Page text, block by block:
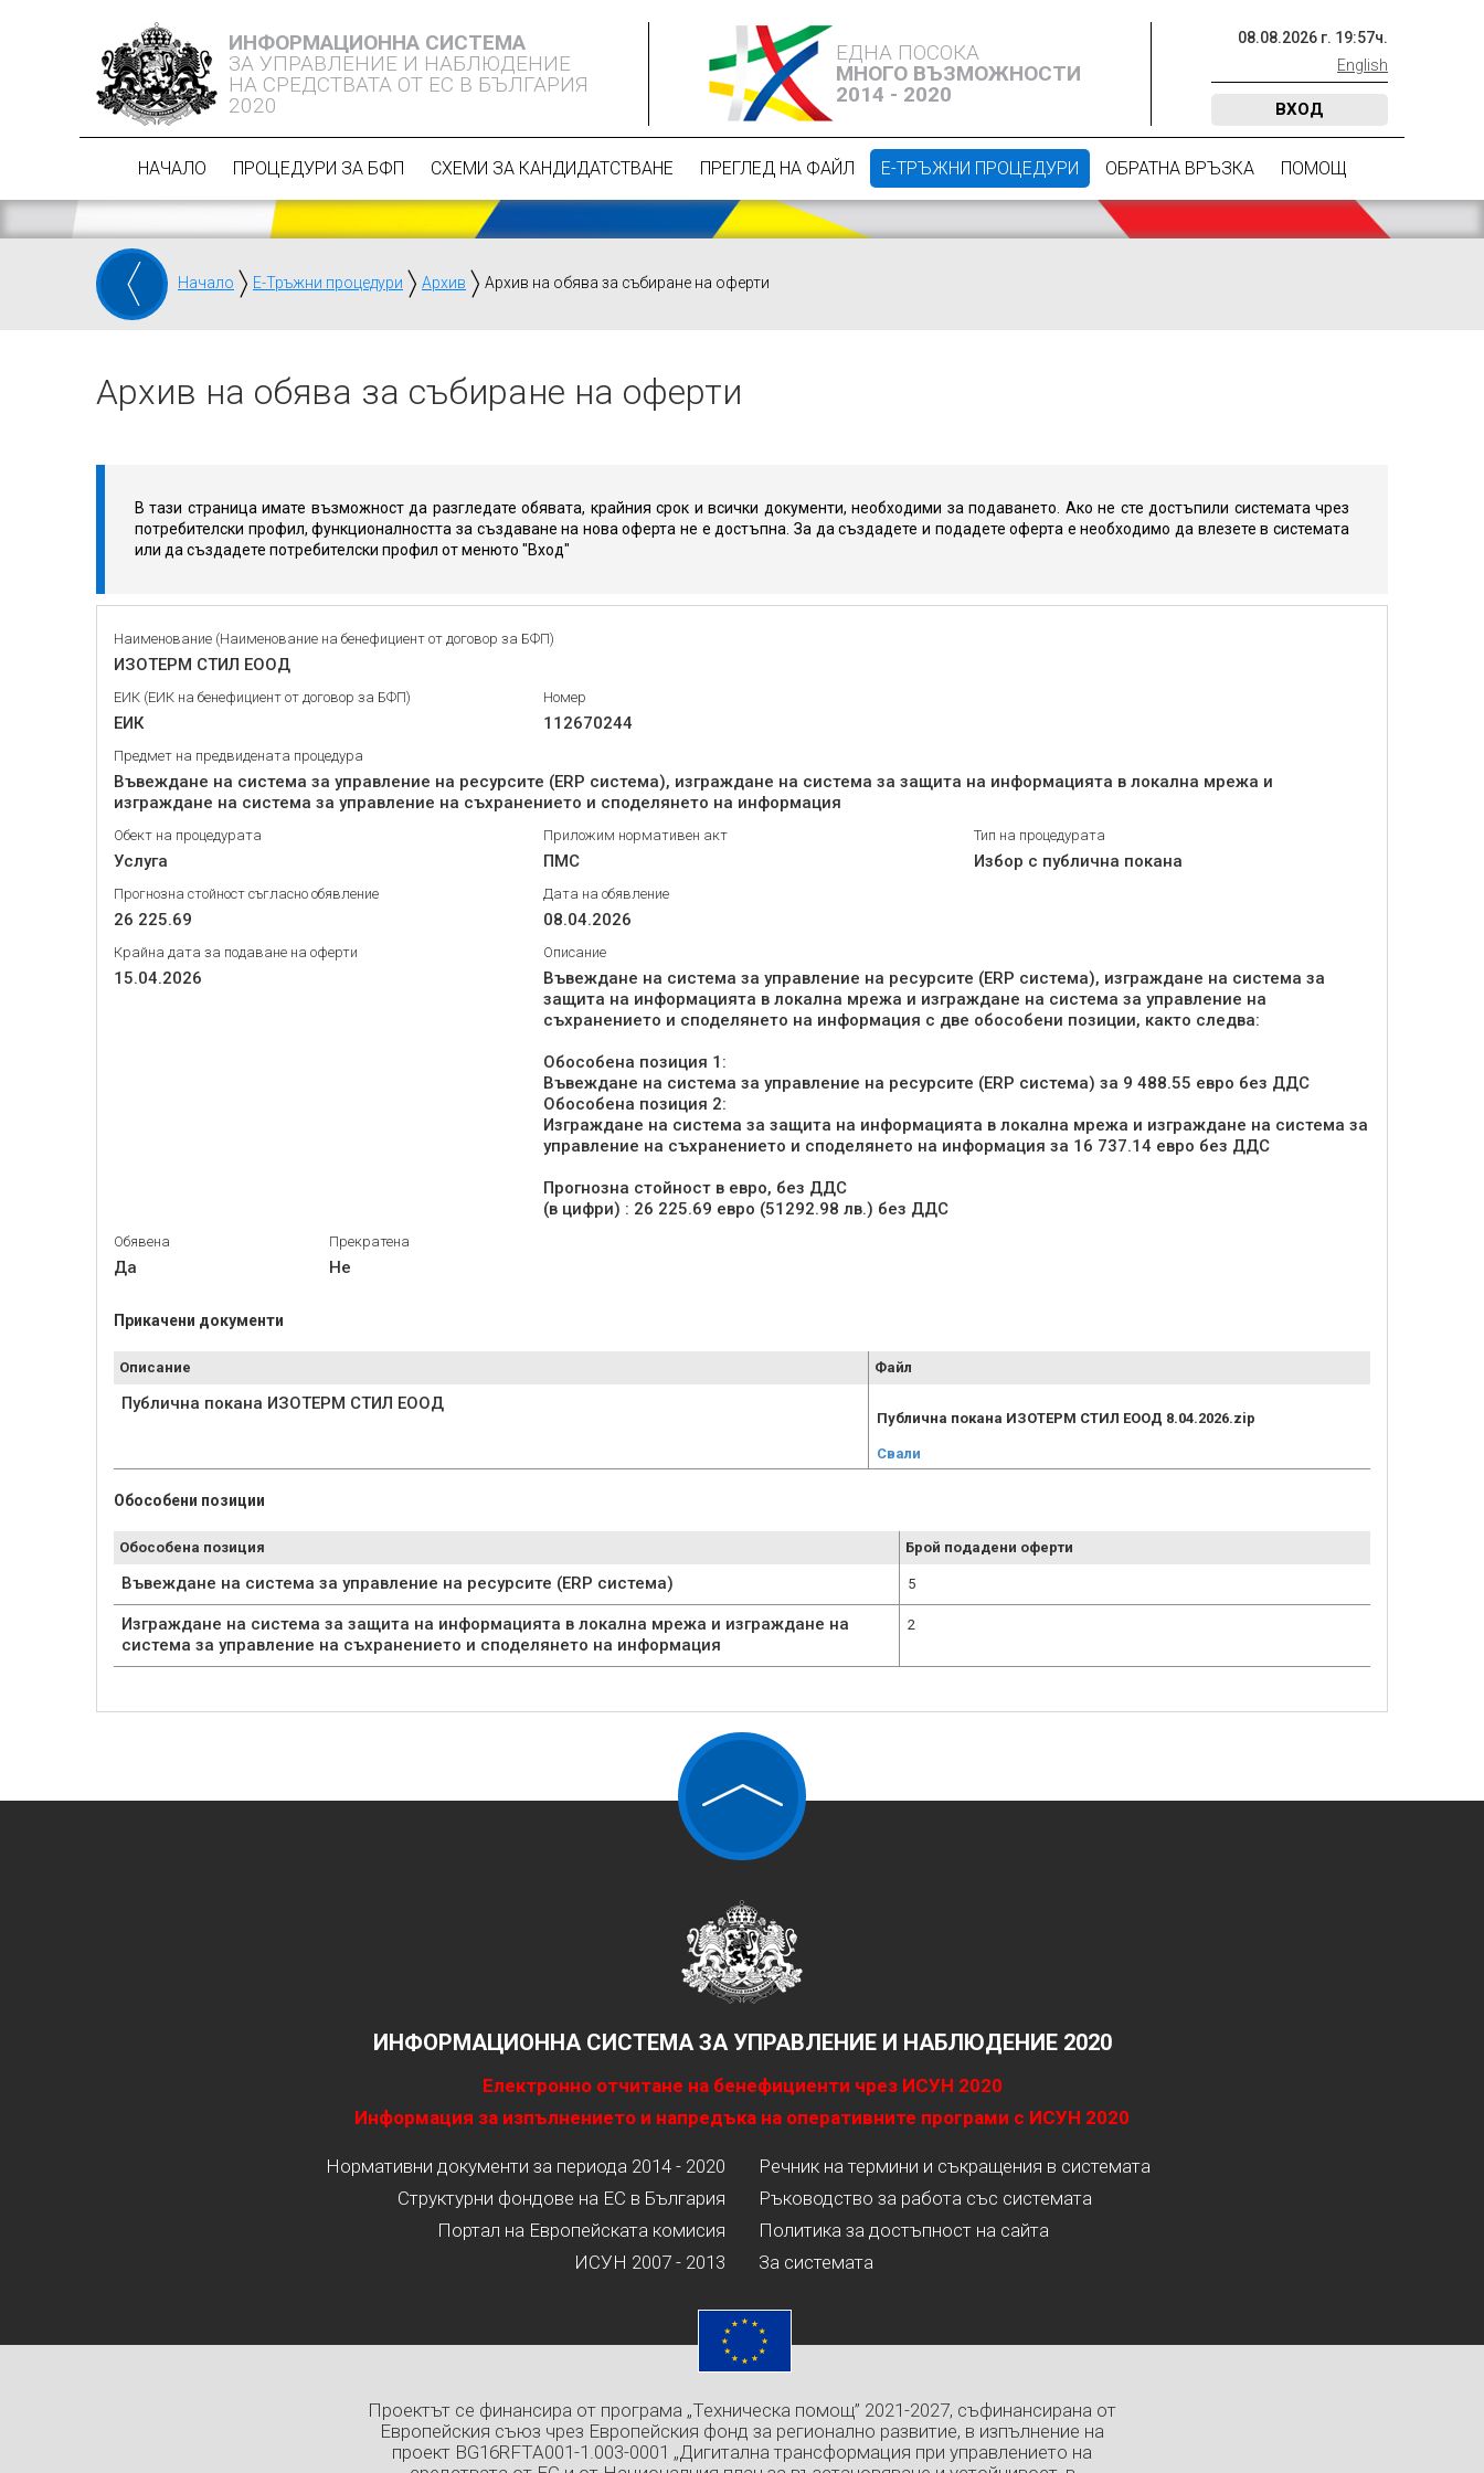
ИНФОРМАЦИОННА СИСТЕМА
ЗА УПРАВЛЕНИЕ И НАБЛЮДЕНИЕ
НА СРЕДСТВАТА ОТ ЕС В БЪЛГАРИЯ
2020
ЕДНА ПОСОКА
МНОГО ВЪЗМОЖНОСТИ
2014 - 2020
08.08.2026 г. 19:57ч.
English
ВХОД
НАЧАЛО ПРОЦЕДУРИ ЗА БФП СХЕМИ ЗА КАНДИДАТСТВАНЕ ПРЕГЛЕД НА ФАЙЛ Е-ТРЪЖНИ ПРОЦЕДУРИ ОБРАТНА ВРЪЗКА ПОМОЩ
Начало Е-Тръжни процедури Архив Архив на обява за събиране на оферти
Архив на обява за събиране на оферти
В тази страница имате възможност да разгледате обявата, крайния срок и всички документи, необходими за подаването. Ако не сте достъпили системата чрез
потребителски профил, функционалността за създаване на нова оферта не е достъпна. За да създадете и подадете оферта е необходимо да влезете в системата
или да създадете потребителски профил от менюто "Вход"
Наименование (Наименование на бенефициент от договор за БФП)
ИЗОТЕРМ СТИЛ ЕООД
ЕИК (ЕИК на бенефициент от договор за БФП)
ЕИК
Номер
112670244
Предмет на предвидената процедура
Въвеждане на система за управление на ресурсите (ERP система), изграждане на система за защита на информацията в локална мрежа и
изграждане на система за управление на съхранението и споделянето на информация
Обект на процедурата
Услуга
Приложим нормативен акт
ПМС
Тип на процедурата
Избор с публична покана
Прогнозна стойност съгласно обявление
26 225.69
Дата на обявление
08.04.2026
Крайна дата за подаване на оферти
15.04.2026
Описание
Въвеждане на система за управление на ресурсите (ERP система), изграждане на система за
защита на информацията в локална мрежа и изграждане на система за управление на
съхранението и споделянето на информация с две обособени позиции, както следва:
Обособена позиция 1:
Въвеждане на система за управление на ресурсите (ERP система) за 9 488.55 евро без ДДС
Обособена позиция 2:
Изграждане на система за защита на информацията в локална мрежа и изграждане на система за
управление на съхранението и споделянето на информация за 16 737.14 евро без ДДС
Прогнозна стойност в евро, без ДДС
Обявена
Да
Прекратена
Не
Прикачени документи
Описание Файл
Публична покана ИЗОТЕРМ СТИЛ ЕООД
Публична покана ИЗОТЕРМ СТИЛ ЕООД 8.04.2026.zip
Свали
Обособени позиции
Обособена позиция Брой подадени оферти
Въвеждане на система за управление на ресурсите (ERP система) 5
Изграждане на система за защита на информацията в локална мрежа и изграждане на
система за управление на съхранението и споделянето на информация
2
ИНФОРМАЦИОННА СИСТЕМА ЗА УПРАВЛЕНИЕ И НАБЛЮДЕНИЕ 2020
Електронно отчитане на бенефициенти чрез ИСУН 2020
Информация за изпълнението и напредъка на оперативните програми с ИСУН 2020
Нормативни документи за периода 2014 - 2020
Структурни фондове на ЕС в България
Портал на Европейската комисия
ИСУН 2007 - 2013
Речник на термини и съкращения в системата
Ръководство за работа със системата
Политика за достъпност на сайта
За системата
Проектът се финансира от програма „Техническа помощ” 2021-2027, съфинансирана от
Европейския съюз чрез Европейския фонд за регионално развитие, в изпълнение на
проект BG16RFTA001-1.003-0001 „Дигитална трансформация при управлението на